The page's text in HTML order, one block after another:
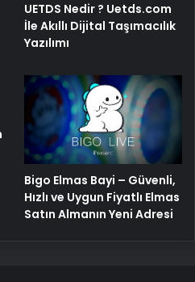
UETDS Nedir ? Uetds.com
İle Akıllı Dijital Taşımacılık
Yazılımı
Bigo Elmas Bayi – Güvenli,
Hızlı ve Uygun Fiyatlı Elmas
Satın Almanın Yeni Adresi